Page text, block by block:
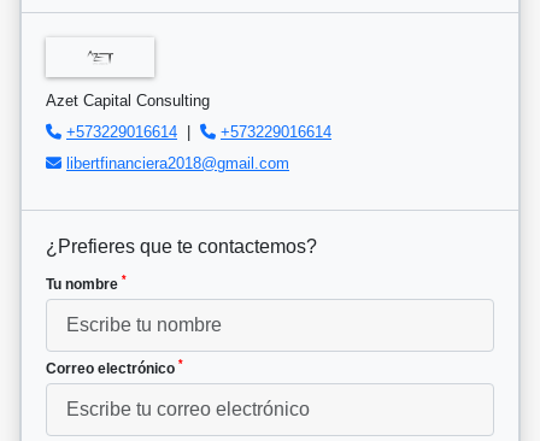
Azet Capital Consulting
+573229016614 |
+573229016614
libertfinanciera2018@gmail.com
¿Prefieres que te contactemos?
Tu nombre *
Correo electrónico *